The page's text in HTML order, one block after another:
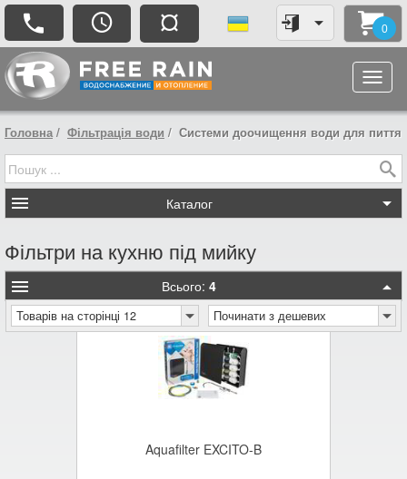
¤ 0
Головна Фільтрація води Системи доочищення води для пиття
Каталог
Фільтри на кухню під мийку
Всього: 4
Товарів на сторінці 12 Починати з дешевих
Aquafilter EXCITO-B